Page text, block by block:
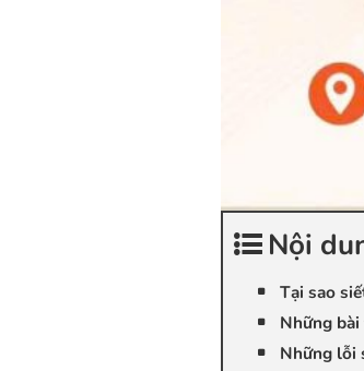
Nội
Tại sao
Những
Những lỗi